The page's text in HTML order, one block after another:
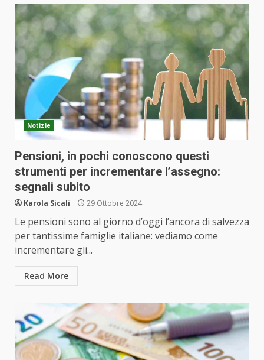
Notizie
Pensioni, in pochi conoscono questi
strumenti per incrementare l’assegno:
segnali subito
Karola Sicali 29 Ottobre 2024
Le pensioni sono al giorno d’oggi l’ancora di salvezza
per tantissime famiglie italiane: vediamo come
incrementare gli...
Read More